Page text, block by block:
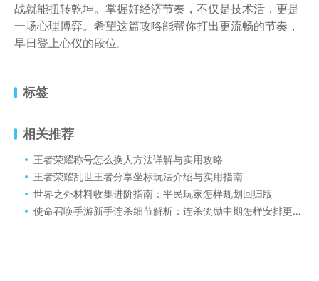
战就能扭转乾坤。掌握好经济节奏，不仅是技术活，更是
一场心理博弈。希望这篇攻略能帮你打出更流畅的节奏，
早日登上心仪的段位。
标签
相关推荐
王者荣耀称号怎么换人方法详解与实用攻略
王者荣耀乱世王者分享坐标玩法介绍与实用指南
世界之外材料收集进阶指南：平民玩家怎样规划回归版
使命召唤手游新手连杀细节解析：连杀奖励中期怎样安排更顺平民版